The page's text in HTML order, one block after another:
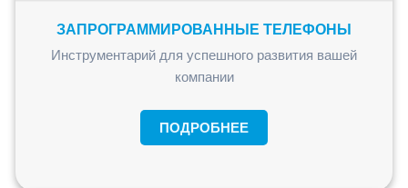
ЗАПРОГРАММИРОВАННЫЕ ТЕЛЕФОНЫ
Инструментарий для успешного развития вашей
компании
ПОДРОБНЕЕ